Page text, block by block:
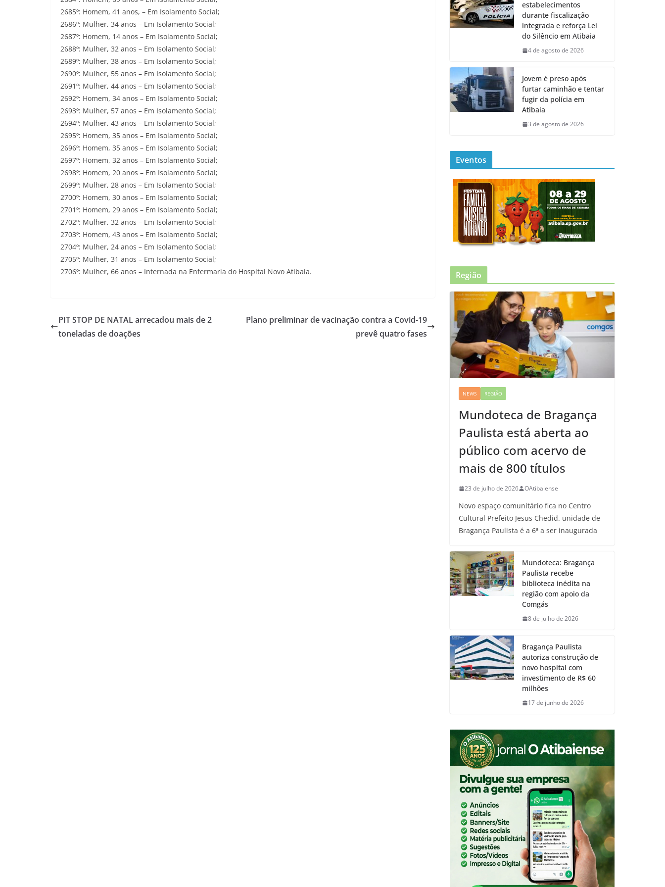
2685º: Homem, 41 anos, – Em Isolamento Social;
2686º: Mulher, 34 anos – Em Isolamento Social;
2687º: Homem, 14 anos – Em Isolamento Social;
2688º: Mulher, 32 anos – Em Isolamento Social;
2689º: Mulher, 38 anos – Em Isolamento Social;
2690º: Mulher, 55 anos – Em Isolamento Social;
2691º: Mulher, 44 anos – Em Isolamento Social;
2692º: Homem, 34 anos – Em Isolamento Social;
2693º: Mulher, 57 anos – Em Isolamento Social;
2694º: Mulher, 43 anos – Em Isolamento Social;
2695º: Homem, 35 anos – Em Isolamento Social;
2696º: Homem, 35 anos – Em Isolamento Social;
2697º: Homem, 32 anos – Em Isolamento Social;
2698º: Homem, 20 anos – Em Isolamento Social;
2699º: Mulher, 28 anos – Em Isolamento Social;
2700º: Homem, 30 anos – Em Isolamento Social;
2701º: Homem, 29 anos – Em Isolamento Social;
2702º: Mulher, 32 anos – Em Isolamento Social;
2703º: Homem, 43 anos – Em Isolamento Social;
2704º: Mulher, 24 anos – Em Isolamento Social;
2705º: Mulher, 31 anos – Em Isolamento Social;
2706º: Mulher, 66 anos – Internada na Enfermaria do Hospital Novo Atibaia.
PIT STOP DE NATAL arrecadou mais de 2
toneladas de doações
Plano preliminar de vacinação contra a Covid-19
prevê quatro fases
estabelecimentos
durante fiscalização
integrada e reforça Lei
do Silêncio em Atibaia
4 de agosto de 2026
Jovem é preso após
furtar caminhão e tentar
fugir da polícia em
Atibaia
3 de agosto de 2026
Eventos
Região
NEWS REGIÃO
Mundoteca de Bragança
Paulista está aberta ao
público com acervo de
mais de 800 títulos
23 de julho de 2026 OAtibaiense
Novo espaço comunitário fica no Centro
Cultural Prefeito Jesus Chedid. unidade de
Bragança Paulista é a 6ª a ser inaugurada
Mundoteca: Bragança
Paulista recebe
biblioteca inédita na
região com apoio da
Comgás
8 de julho de 2026
Bragança Paulista
autoriza construção de
novo hospital com
investimento de R$ 60
milhões
17 de junho de 2026